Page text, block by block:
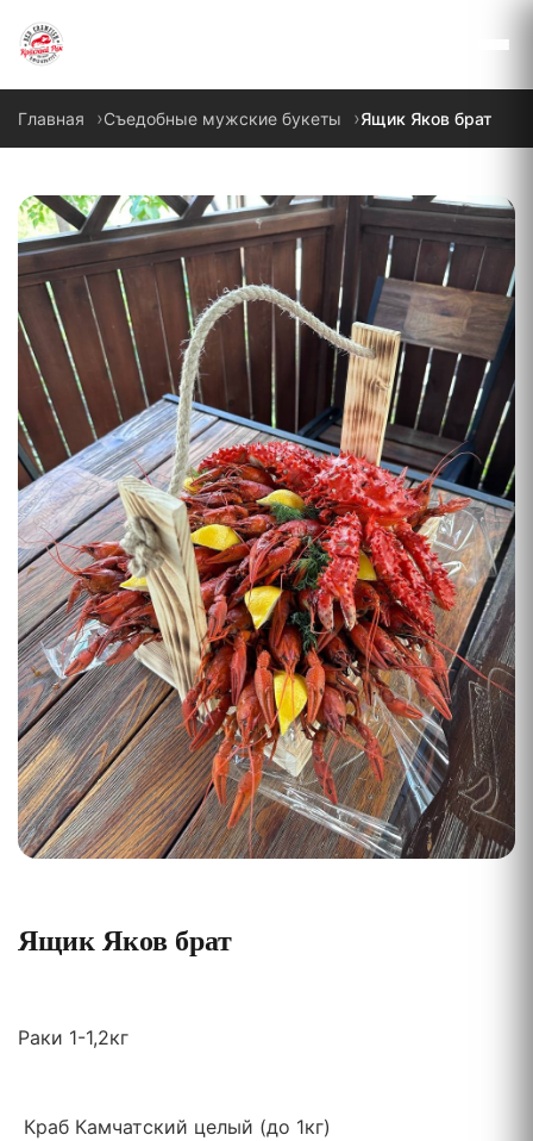
Главная Съедобные мужские букеты Ящик Яков брат
Ящик Яков брат
Раки 1-1,2кг
Краб Камчатский целый (до 1кг)